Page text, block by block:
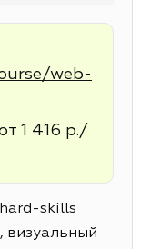
web-
1 416 р./
hard-skills
визуальный